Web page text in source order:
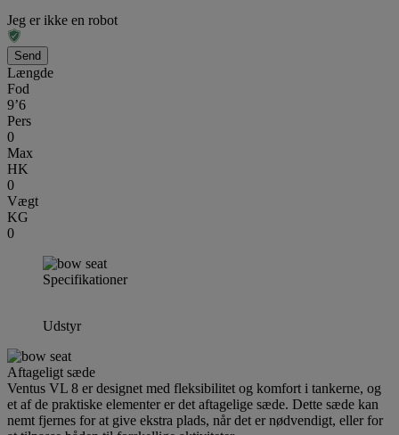
Jeg er ikke en robot
Længde
Fod
9’6
Pers
0
Max
HK
0
Vægt
KG
0
Specifikationer
Udstyr
Aftageligt sæde
Ventus VL 8 er designet med fleksibilitet og komfort i tankerne, og
et af de praktiske elementer er det aftagelige sæde. Dette sæde kan
nemt fjernes for at give ekstra plads, når det er nødvendigt, eller for